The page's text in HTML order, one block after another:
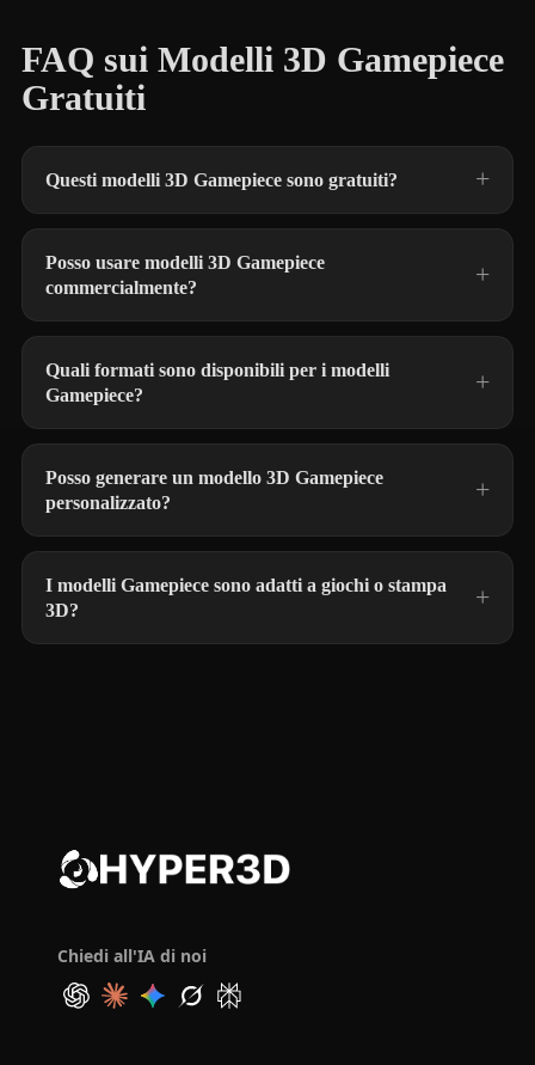
FAQ sui Modelli 3D Gamepiece
Gratuiti
Questi modelli 3D Gamepiece sono gratuiti?
Posso usare modelli 3D Gamepiece
commercialmente?
Quali formati sono disponibili per i modelli
Gamepiece?
Posso generare un modello 3D Gamepiece
personalizzato?
I modelli Gamepiece sono adatti a giochi o stampa
3D?
Chiedi all'IA di noi